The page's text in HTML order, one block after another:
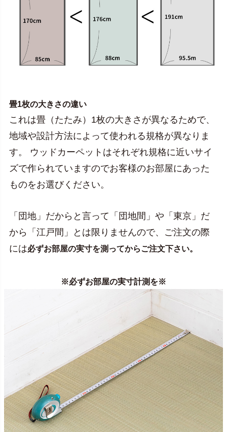
畳1枚の大きさの違い
これは畳（たたみ）1枚の大きさが異なるためで、
地域や設計方法によって使われる規格が異なりま
す。 ウッドカーペットはそれぞれ規格に近いサイ
ズで作られていますのでお客様のお部屋にあった
ものをお選びください。
「団地」だからと言って「団地間」や「東京」だ
から「江戸間」とは限りませんので、ご注文の際
には必ずお部屋の実寸を測ってからご注文下さい。
※必ずお部屋の実寸計測を※